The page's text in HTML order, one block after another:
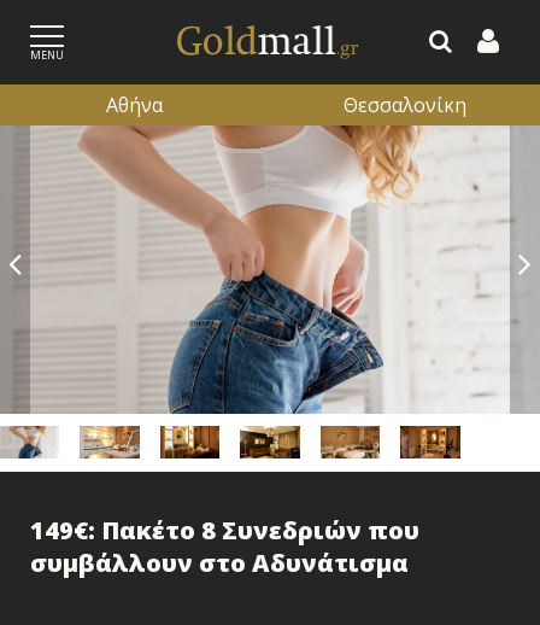
MENU
ΕΓΓΡΑΦΗ ΕΙΣΟΔΟΣ
Αθήνα Θεσσαλονίκη
149€: Πακέτο 8 Συνεδριών που
συμβάλλουν στο Αδυνάτισμα